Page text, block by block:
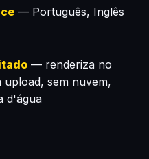
— Português, Inglês
— renderiza no
sem nuvem,
d'água